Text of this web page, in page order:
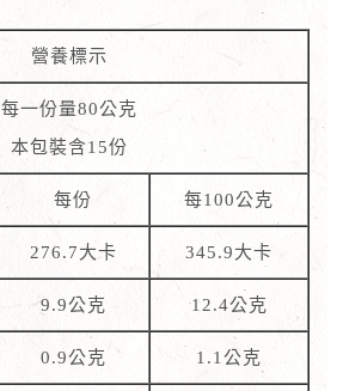
營養標示
每一份量80公克
本包裝含15份
每份 每100公克
276.7大卡 345.9大卡
9.9公克 12.4公克
0.9公克 1.1公克